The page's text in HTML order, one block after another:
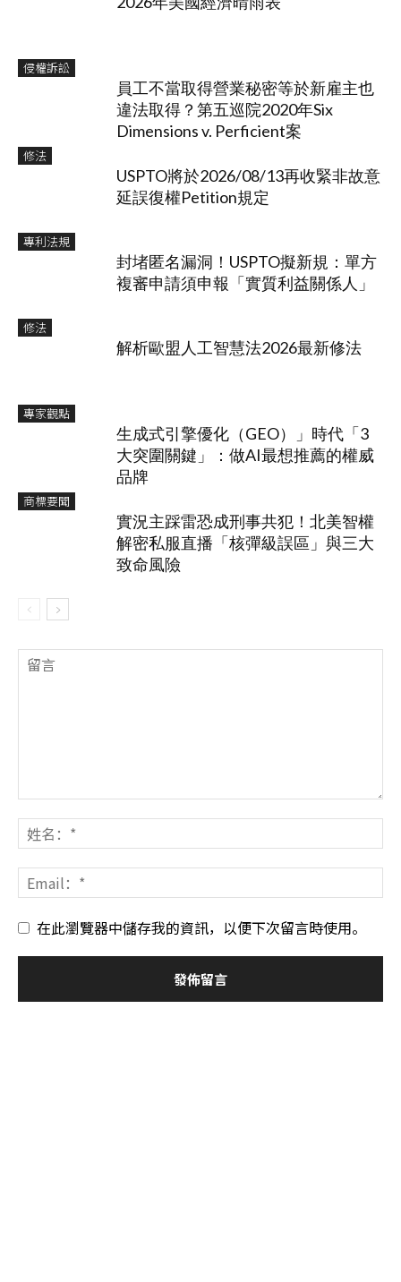
侵權訴訟
員工不當取得營業秘密等於新雇主也
違法取得？第五巡院2020年Six
Dimensions v. Perficient案
修法
USPTO將於2026/08/13再收緊非故意
延誤復權Petition規定
專利法規
封堵匿名漏洞！USPTO擬新規：單方
複審申請須申報「實質利益關係人」
修法
解析歐盟人工智慧法2026最新修法
專家觀點
生成式引擎優化（GEO）」時代「3
大突圍關鍵」：做AI最想推薦的權威
品牌
商標要聞
實況主踩雷恐成刑事共犯！北美智權
解密私服直播「核彈級誤區」與三大
致命風險
在此瀏覽器中儲存我的資訊，以便下次留言時使用。